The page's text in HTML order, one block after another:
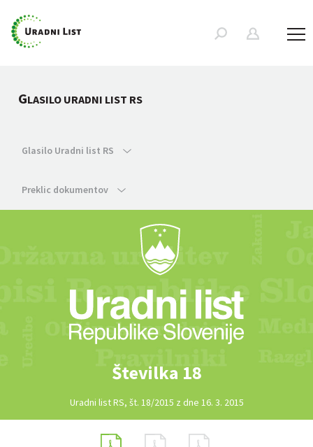
GLASILO URADNI LIST RS
Glasilo Uradni list RS
Preklic dokumentov
Številka 18
Uradni list RS, št. 18/2015 z dne 16. 3. 2015